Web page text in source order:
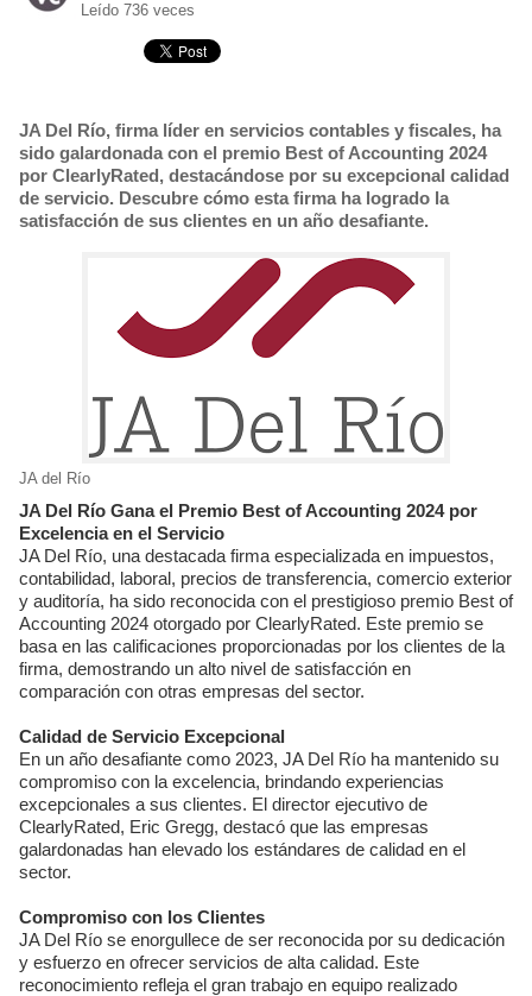
Leído 736 veces
JA Del Río, firma líder en servicios contables y fiscales, ha
sido galardonada con el premio Best of Accounting 2024
por ClearlyRated, destacándose por su excepcional calidad
de servicio. Descubre cómo esta firma ha logrado la
satisfacción de sus clientes en un año desafiante.
JA del Río
JA Del Río Gana el Premio Best of Accounting 2024 por
Excelencia en el Servicio
JA Del Río, una destacada firma especializada en impuestos,
contabilidad, laboral, precios de transferencia, comercio exterior
y auditoría, ha sido reconocida con el prestigioso premio Best of
Accounting 2024 otorgado por ClearlyRated. Este premio se
basa en las calificaciones proporcionadas por los clientes de la
firma, demostrando un alto nivel de satisfacción en
comparación con otras empresas del sector.
Calidad de Servicio Excepcional
En un año desafiante como 2023, JA Del Río ha mantenido su
compromiso con la excelencia, brindando experiencias
excepcionales a sus clientes. El director ejecutivo de
ClearlyRated, Eric Gregg, destacó que las empresas
galardonadas han elevado los estándares de calidad en el
sector.
Compromiso con los Clientes
JA Del Río se enorgullece de ser reconocida por su dedicación
y esfuerzo en ofrecer servicios de alta calidad. Este
reconocimiento refleja el gran trabajo en equipo realizado